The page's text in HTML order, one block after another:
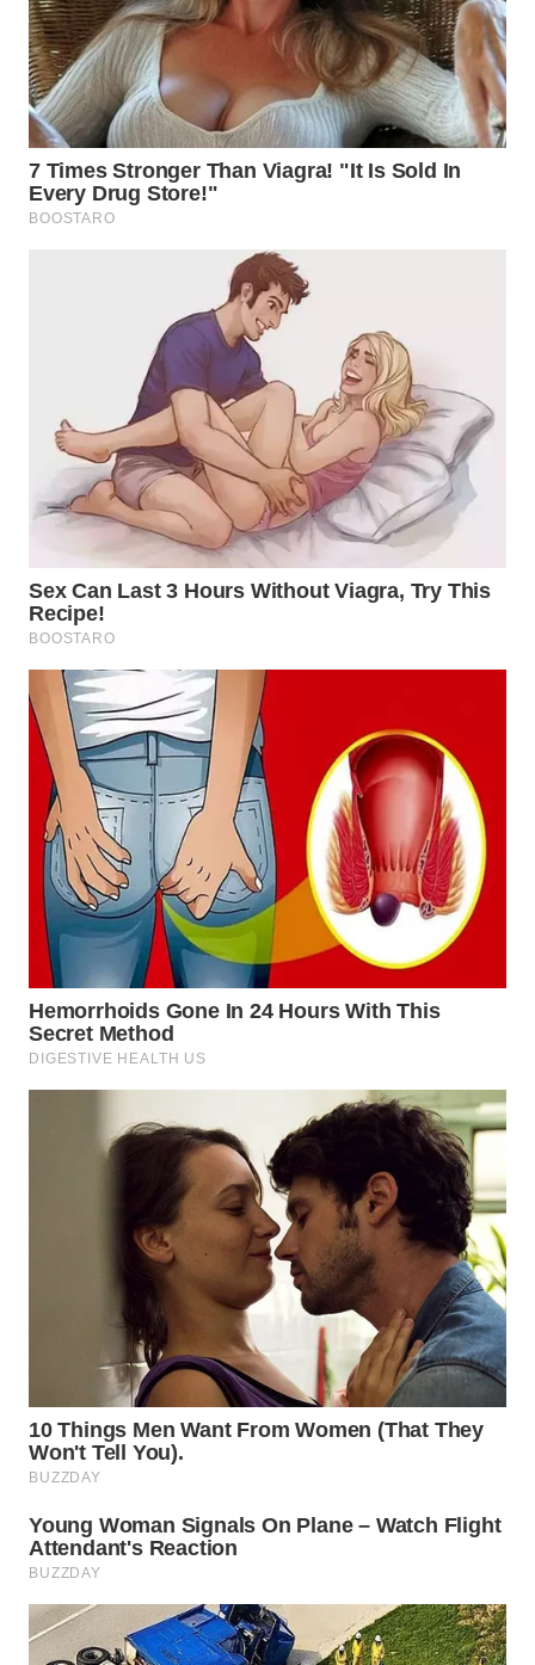
WN
LANGKAT
WN
TAPANULI
SELATAN
WN
SIMALUNGUN
WN
LABUHANBATU
WN
TAPANULI
TENGAH
WN DELI
SERDANG
TEBING
TINGGI
WN
PAKPAK
KARAWANG
WN
TAPANULI
WN
SAMOSIR
WN
PADANG
LAWAS